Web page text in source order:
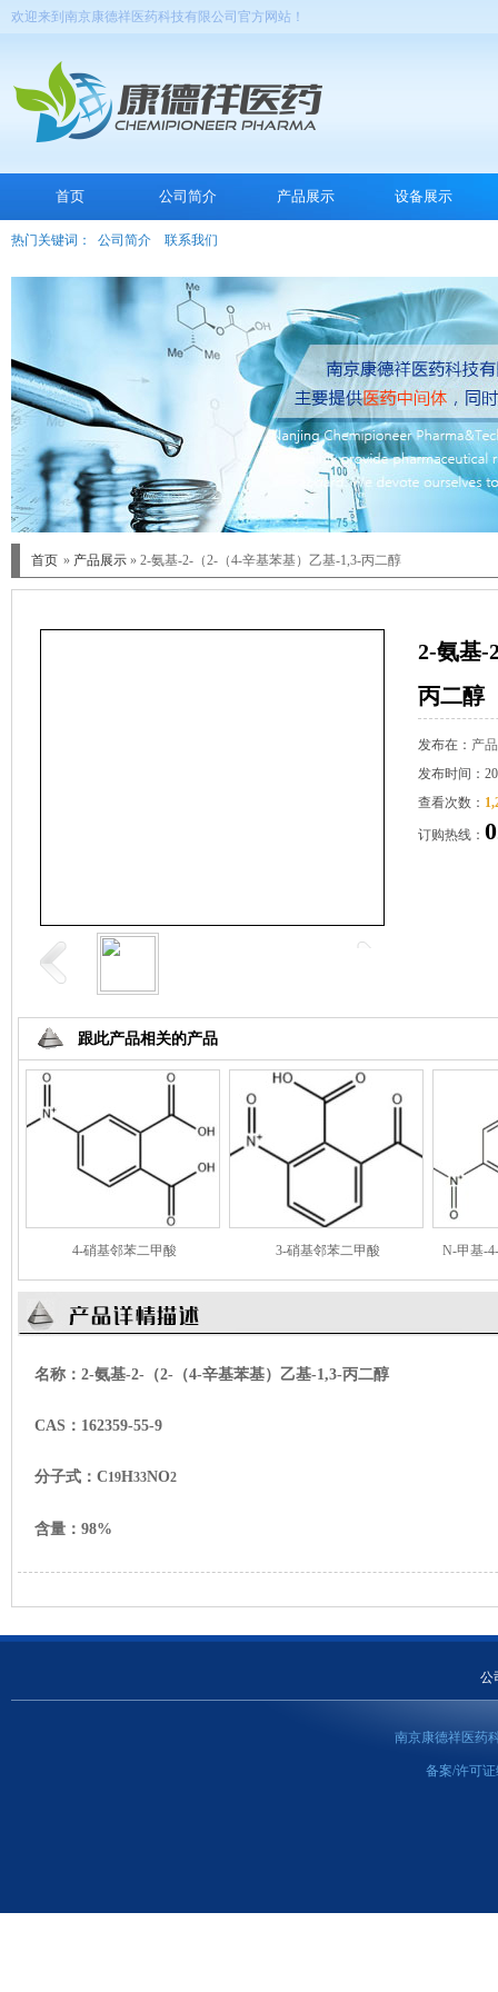
欢迎来到南京康德祥医药科技有限公司官方网站！
首页 公司简介 产品展示 设备展示
热门关键词： 公司简介 联系我们
首页 » 产品展示 » 2-氨基-2-（2-（4-辛基苯基）乙基-1,3-丙二醇
2-氨基-
丙二醇
发布在： 产
发布时间：
查看次数：
订购热线：
跟此产品相关的产品
4-硝基邻苯二甲酸 3-硝基邻苯二甲酸 N-甲基-
名称：2-氨基-2-（2-（4-辛基苯基）乙基-1,3-丙二醇
CAS： 162359-55-9
分子式： C19H33NO2
含量：98%
公
南京康德祥医药
备案/许可